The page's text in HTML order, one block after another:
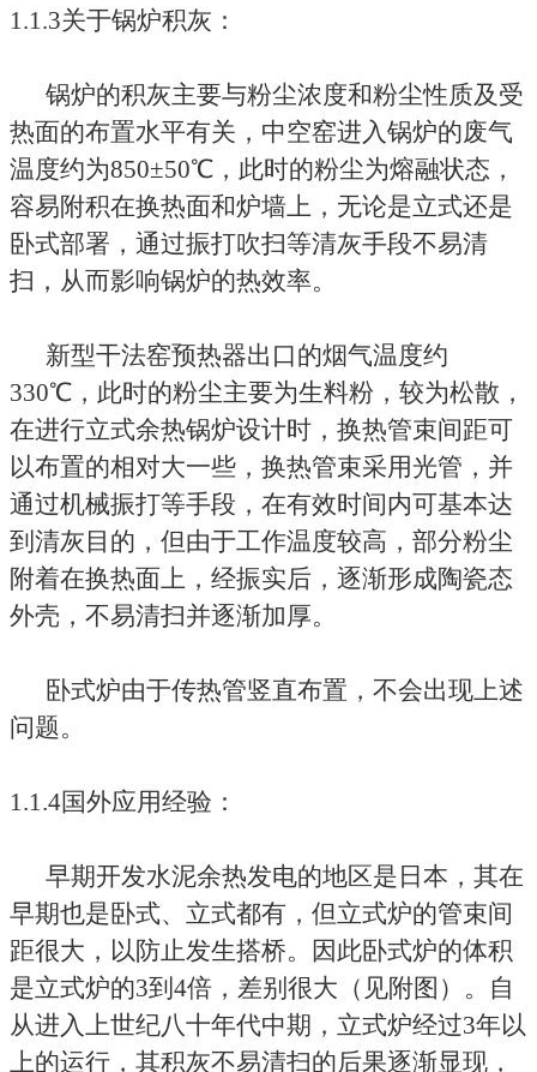
1.1.3关于锅炉积灰：
锅炉的积灰主要与粉尘浓度和粉尘性质及受
热面的布置水平有关，中空窑进入锅炉的废气
温度约为850±50℃，此时的粉尘为熔融状态，
容易附积在换热面和炉墙上，无论是立式还是
卧式部署，通过振打吹扫等清灰手段不易清
扫，从而影响锅炉的热效率。
新型干法窑预热器出口的烟气温度约
330℃，此时的粉尘主要为生料粉，较为松散，
在进行立式余热锅炉设计时，换热管束间距可
以布置的相对大一些，换热管束采用光管，并
通过机械振打等手段，在有效时间内可基本达
到清灰目的，但由于工作温度较高，部分粉尘
附着在换热面上，经振实后，逐渐形成陶瓷态
外壳，不易清扫并逐渐加厚。
卧式炉由于传热管竖直布置，不会出现上述
问题。
1.1.4国外应用经验：
早期开发水泥余热发电的地区是日本，其在
早期也是卧式、立式都有，但立式炉的管束间
距很大，以防止发生搭桥。因此卧式炉的体积
是立式炉的3到4倍，差别很大（见附图）。自
从进入上世纪八十年代中期，立式炉经过3年以
上的运行，其积灰不易清扫的后果逐渐显现，